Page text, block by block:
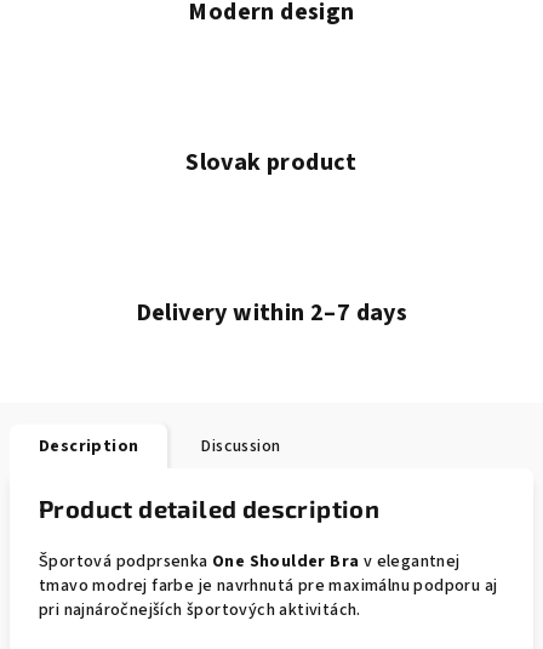
Modern design
Slovak product
Delivery within 2–7 days
Description Discussion
Product detailed description
Športová podprsenka One Shoulder Bra v elegantnej
tmavo modrej farbe je navrhnutá pre maximálnu podporu aj
pri najnáročnejších športových aktivitách.